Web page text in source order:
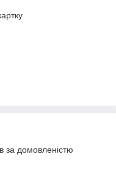
за домовленістю